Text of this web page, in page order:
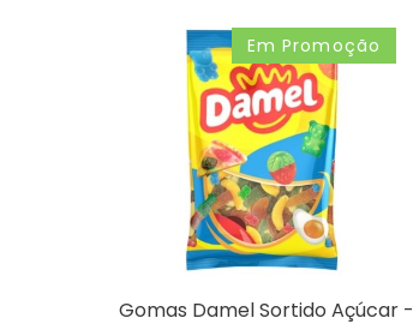
Em Promoção
Gomas Damel Sortido Açúcar -